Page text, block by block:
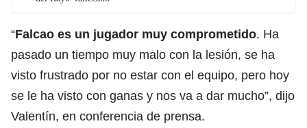
“Falcao es un jugador muy comprometido. Ha
pasado un tiempo muy malo con la lesión, se ha
visto frustrado por no estar con el equipo, pero hoy
se le ha visto con ganas y nos va a dar mucho”, dijo
Valentín, en conferencia de prensa.